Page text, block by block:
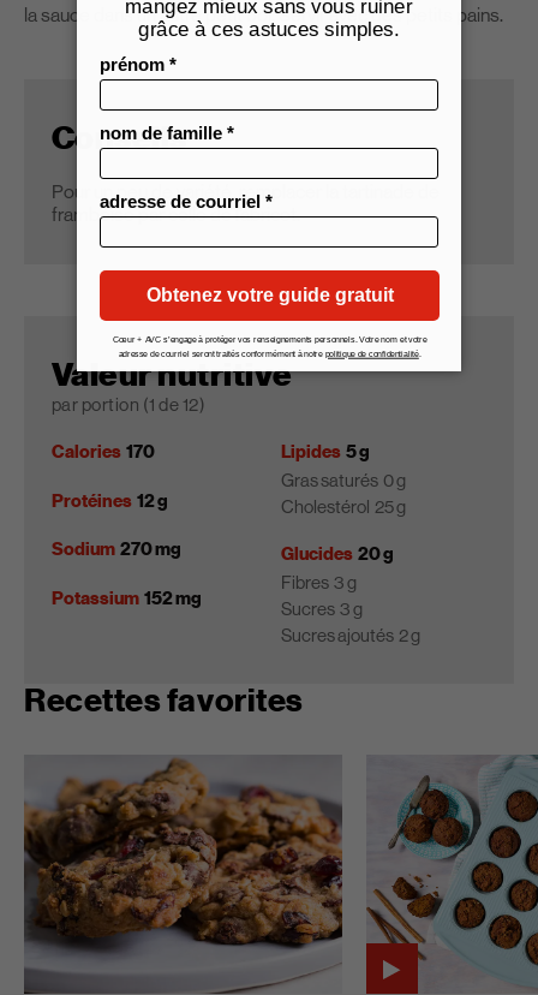
la sauce dans un autre petit bol. Servir avec des petits pains.
Conseils
Pour un peu de variété, remplacer la tartinade de
framboise par celle de l’abricot.
Valeur nutritive
par portion (1 de 12)
Calories 170
Protéines 12 g
Sodium 270 mg
Potassium 152 mg
Lipides 5 g
Gras saturés 0 g
Cholestérol 25 g
Glucides 20 g
Fibres 3 g
Sucres 3 g
Sucres ajoutés 2 g
Recettes favorites